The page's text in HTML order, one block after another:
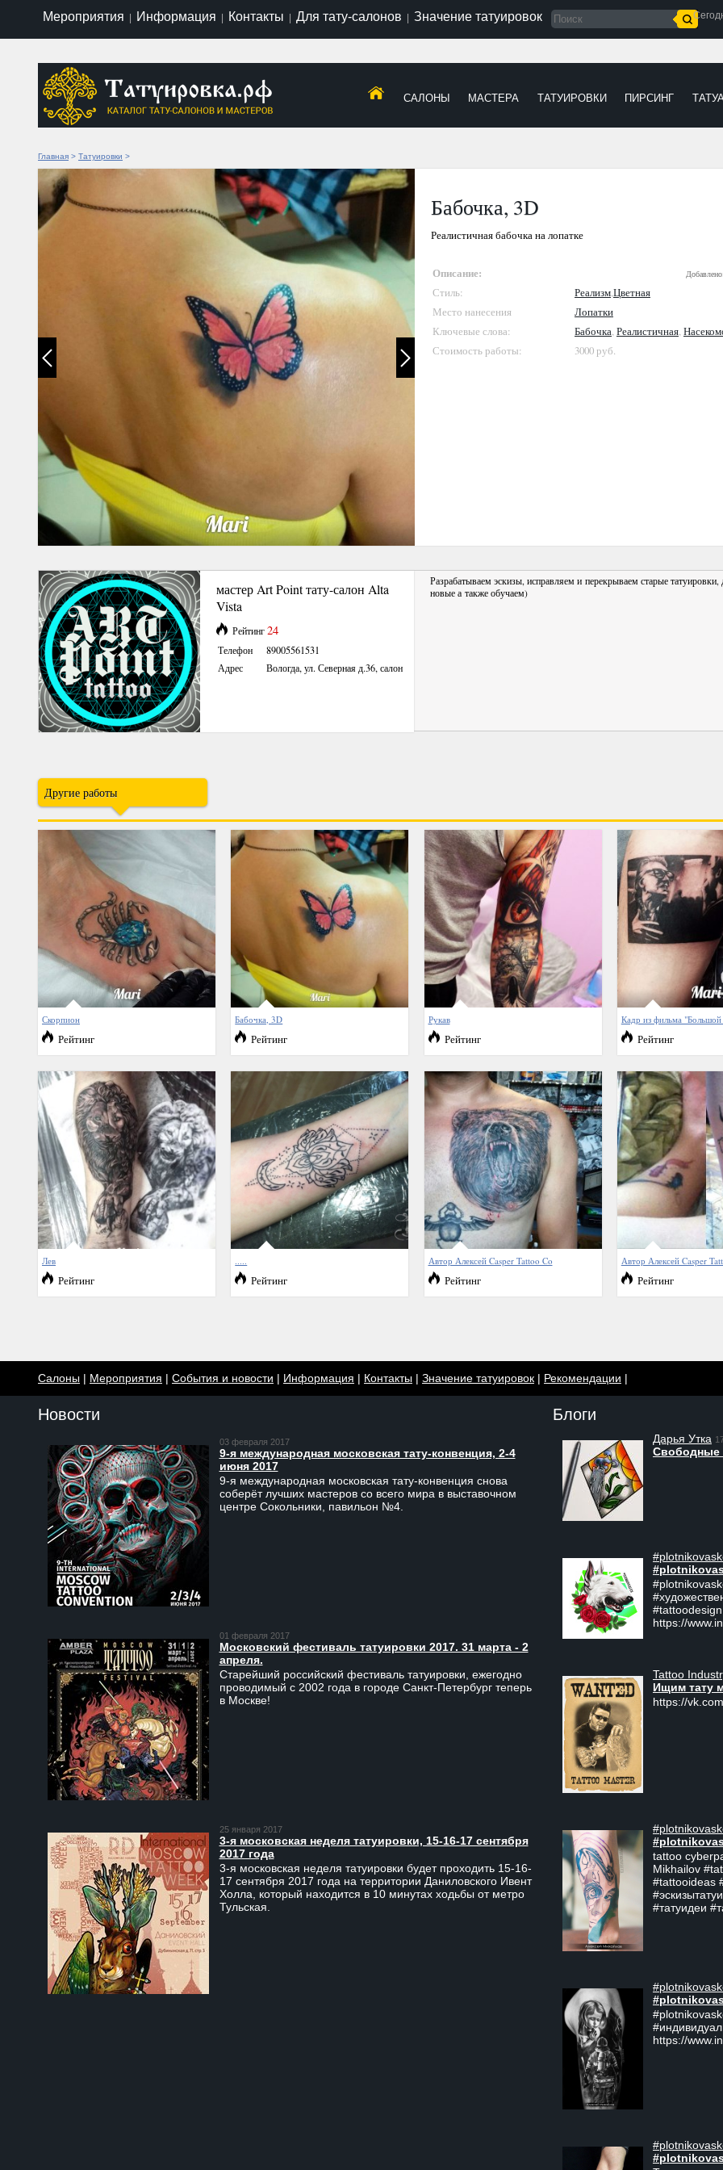
Мероприятия Информация Контакты Для тату-салонов Значение татуировок
САЛОНЫ МАСТЕРА ТАТУИРОВКИ ПИРСИНГ
Главная > Татуировки >
Бабочка, 3D
Реалистичная бабочка на лопатке
Описание:
Стиль: Реализм,Цветная
Место нанесения
Лопатки
Ключевые слова:
Бабочка,Реалистичная,
Стоимость работы:
3000 руб.
мастер Art Point тату-салон Alta
Vista
Рейтинг24
Телефон
89005561531
Адрес
Вологда, ул. Северная д.36, салон
Разрабатываем эскизы, исправляем и перекрываем старые татуировки,
новые а также обучаем)
Другие работы
Скорпион
Рейтинг
Бабочка, 3D
Рейтинг
Рукав
Рейтинг
Кадр из фильма
Рейтинг
Лев
Рейтинг Рейтинг
Автор Алексей Casper Tattoo Co
Рейтинг
Автор Алексей Casper
Рейтинг
Салоны | Мероприятия | События и новости | Информация | Контакты | Значение татуировок | Рекомендации |
Новости
03 февраля 2017
9-я международная московская тату-конвенция, 2-4
июня 2017
9-я международная московская тату-конвенция снова
соберёт лучших мастеров со всего мира в выставочном
центре Сокольники, павильон №4.
01 февраля 2017
Московский фестиваль татуировки 2017. 31 марта - 2
апреля.
Старейший российский фестиваль татуировки, ежегодно
проводимый с 2002 года в городе Санкт-Петербург теперь
в Москве!
25 января 2017
3-я московская неделя татуировки, 15-16-17 сентября
2017 года
3-я московская неделя татуировки будет проходить 15-16-
17 сентября 2017 года на территории Даниловского Ивент
Холла, который находится в 10 минутах ходьбы от метро
Тульская.
Блоги
Дарья Утка
Свободные
https://
Tattoo
Ищим тату
https://
tattoo
Mikhailov
#tattooideas
#татуидеи
https://